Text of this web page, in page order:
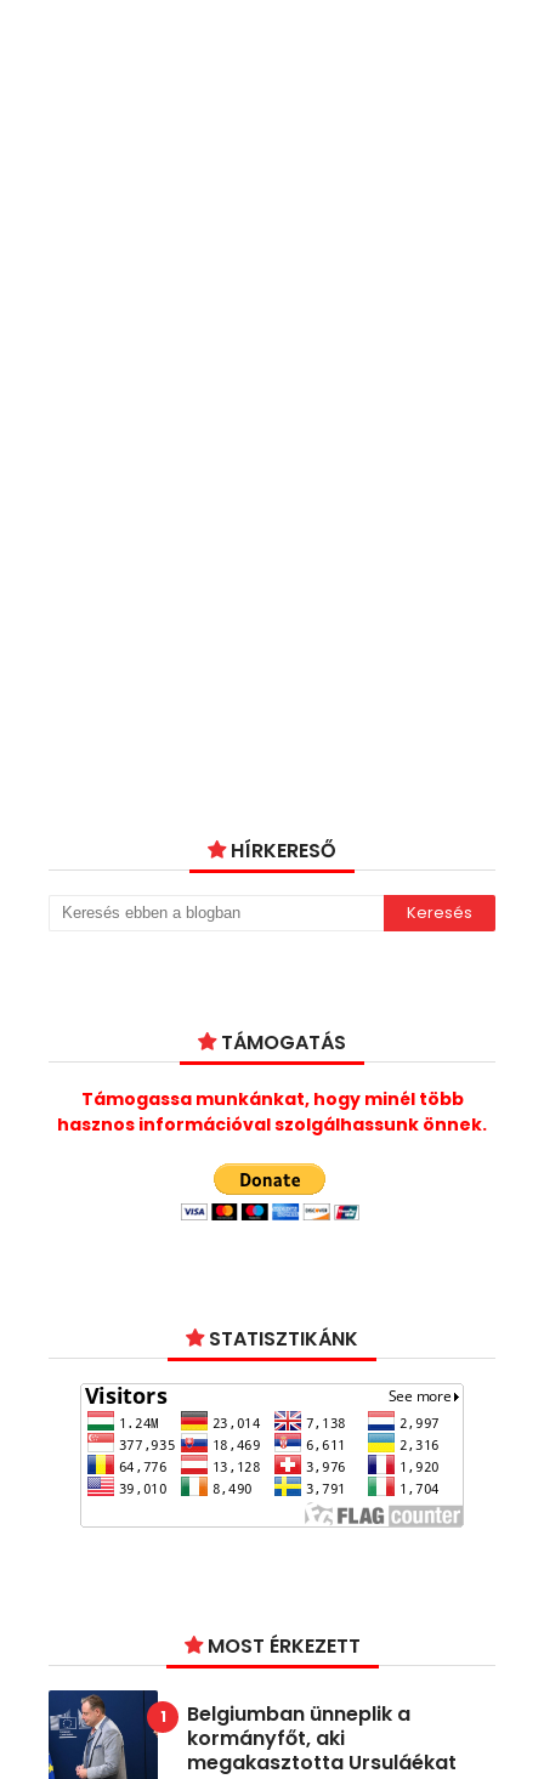
HÍRKERESŐ
TÁMOGATÁS
Támogassa munkánkat, hogy minél több
hasznos információval szolgálhassunk önnek.
STATISZTIKÁNK
MOST ÉRKEZETT
Belgiumban ünneplik a
kormányfőt, aki
megakasztotta Ursuláékat